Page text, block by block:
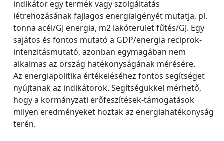
indikátor egy termék vagy szolgáltatás
létrehozásának fajlagos energiaigényét mutatja, pl.
tonna acél/GJ energia, m2 lakóterület fűtés/GJ. Egy
sajátos és fontos mutató a GDP/energia reciprok-
intenzitásmutató, azonban egymagában nem
alkalmas az ország hatékonyságának mérésére.
Az energiapolitika értékeléséhez fontos segítséget
nyújtanak az indikátorok. Segítségükkel mérhető,
hogy a kormányzati erőfeszítések-támogatások
milyen eredményeket hoztak az energiahatékonyság
terén.